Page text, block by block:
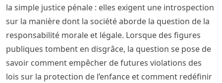
la simple justice pénale : elles exigent une introspection
sur la manière dont la société aborde la question de la
responsabilité morale et légale. Lorsque des figures
publiques tombent en disgrâce, la question se pose de
savoir comment empêcher de futures violations des
lois sur la protection de l’enfance et comment redéfinir